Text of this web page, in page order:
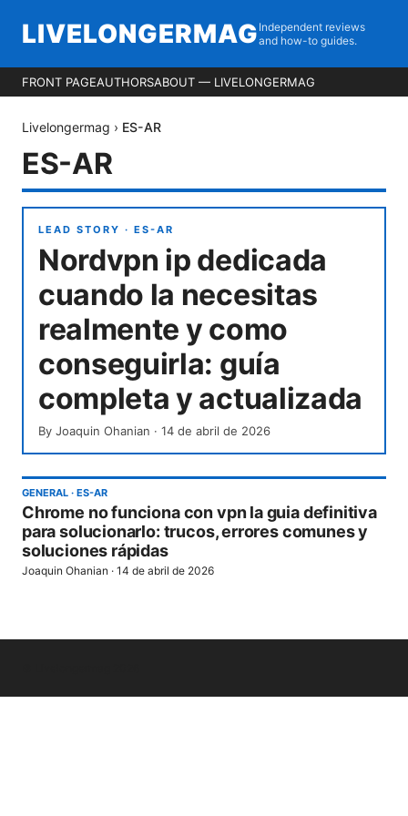
LIVELONGERMAG Independent reviews
and how-to guides.
FRONT PAGEAUTHORSABOUT — LIVELONGERMAG
Livelongermag › ES-AR
ES-AR
LEAD STORY · ES-AR
Nordvpn ip dedicada
cuando la necesitas
realmente y como
conseguirla: guía
completa y actualizada
By Joaquin Ohanian · 14 de abril de 2026
GENERAL · ES-AR
Chrome no funciona con vpn la guia definitiva
para solucionarlo: trucos, errores comunes y
soluciones rápidas
Joaquin Ohanian · 14 de abril de 2026